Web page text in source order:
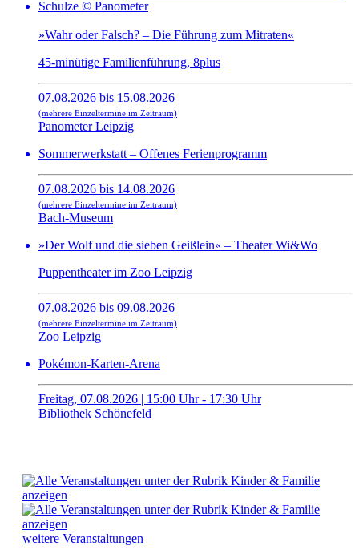
»Wahr oder Falsch? – Die Führung zum Mitraten«
45-minütige Familienführung, 8plus
07.08.2026 bis 15.08.2026
(mehrere Einzeltermine im Zeitraum)
Panometer Leipzig
Sommerwerkstatt – Offenes Ferienprogramm
07.08.2026 bis 14.08.2026
(mehrere Einzeltermine im Zeitraum)
Bach-Museum
»Der Wolf und die sieben Geißlein« – Theater Wi&Wo
Puppentheater im Zoo Leipzig
07.08.2026 bis 09.08.2026
(mehrere Einzeltermine im Zeitraum)
Zoo Leipzig
Pokémon-Karten-Arena
Freitag, 07.08.2026 | 15:00 Uhr - 17:30 Uhr
Bibliothek Schönefeld
weitere Veranstaltungen